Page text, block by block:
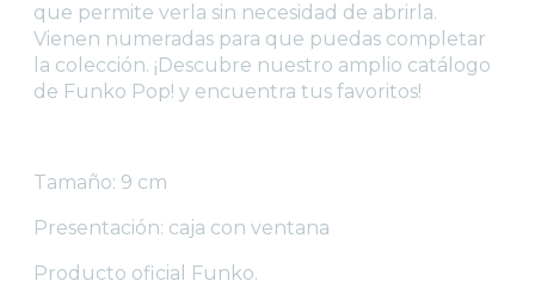
que permite verla sin necesidad de abrirla.
Vienen numeradas para que puedas completar
la colección. ¡Descubre nuestro amplio catálogo
de Funko Pop! y encuentra tus favoritos!
Tamaño: 9 cm
Presentación: caja con ventana
Producto oficial Funko.